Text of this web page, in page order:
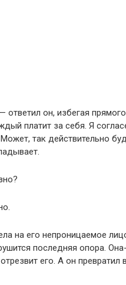
он, избегая
платит за себя. Я
так действительно
на его непроницаемое
последняя опора.
его. А он превратил